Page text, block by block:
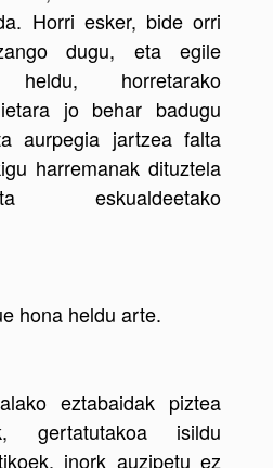
Horri esker, bide orri
dugu, eta egile
heldu, horretarako
jo behar badugu
aurpegia jartzea falta
harremanak dituztela
eskualdeetako
hona heldu arte.
eztabaidak piztea
gertatutakoa isildu
inork auzipetu ez